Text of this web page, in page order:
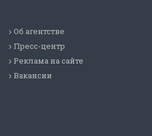
Об агентстве
Пресс-центр
Реклама на сайте
Вакансии